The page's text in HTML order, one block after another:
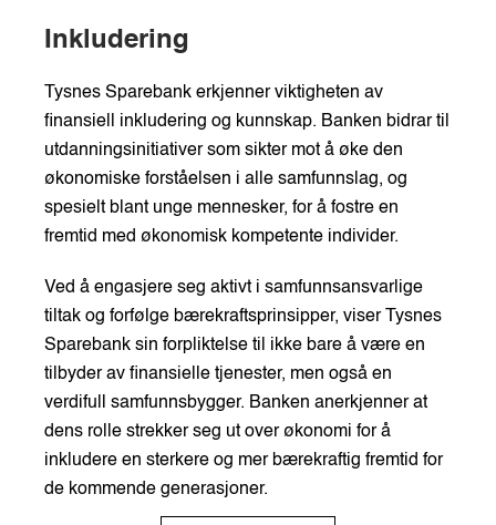
Inkludering
Tysnes Sparebank erkjenner viktigheten av
finansiell inkludering og kunnskap. Banken bidrar til
utdanningsinitiativer som sikter mot å øke den
økonomiske forståelsen i alle samfunnslag, og
spesielt blant unge mennesker, for å fostre en
fremtid med økonomisk kompetente individer.
Ved å engasjere seg aktivt i samfunnsansvarlige
tiltak og forfølge bærekraftsprinsipper, viser Tysnes
Sparebank sin forpliktelse til ikke bare å være en
tilbyder av finansielle tjenester, men også en
verdifull samfunnsbygger. Banken anerkjenner at
dens rolle strekker seg ut over økonomi for å
inkludere en sterkere og mer bærekraftig fremtid for
de kommende generasjoner.